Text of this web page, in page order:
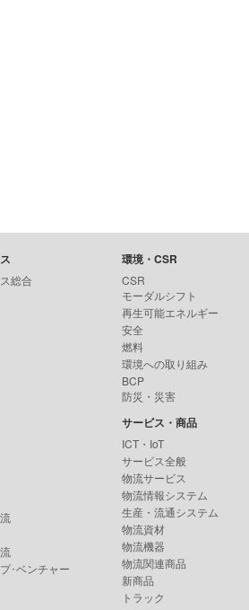
総合
･ベンチャー
環境・CSR
CSR
モーダルシフト
再生可能エネルギー
安全
燃料
環境への取り組み
BCP
防災・災害
サービス・商品
ICT・IoT
サービス全般
物流サービス
物流情報システム
生産・流通システム
物流資材
物流機器
物流関連商品
新商品
トラック